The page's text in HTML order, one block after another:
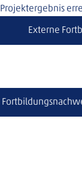
Externe